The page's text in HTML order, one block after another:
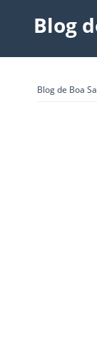
Blog
Blog de Boa